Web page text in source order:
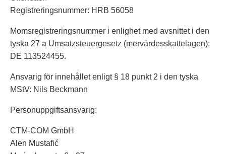
Registreringsnummer: HRB 56058
Momsregistreringsnummer i enlighet med avsnittet i den
tyska 27 a Umsatzsteuergesetz (mervärdesskattelagen):
DE 113524455.
Ansvarig för innehållet enligt § 18 punkt 2 i den tyska
MStV: Nils Beckmann
Personuppgiftsansvarig:
CTM-COM GmbH
Alen Mustafić